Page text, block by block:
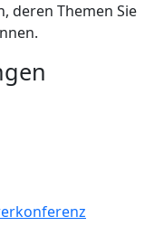
deren Themen Sie